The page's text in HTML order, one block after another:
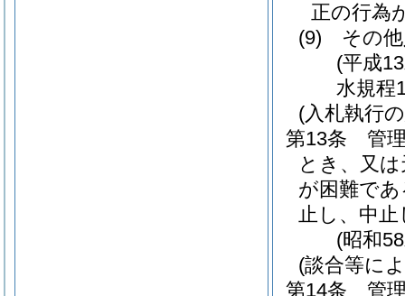
正の行為
(9)
その
(平成
水規程
(入札執行
第13条
管
とき、又
が困難で
止し、中
(昭和
(談合等に
第14条
管